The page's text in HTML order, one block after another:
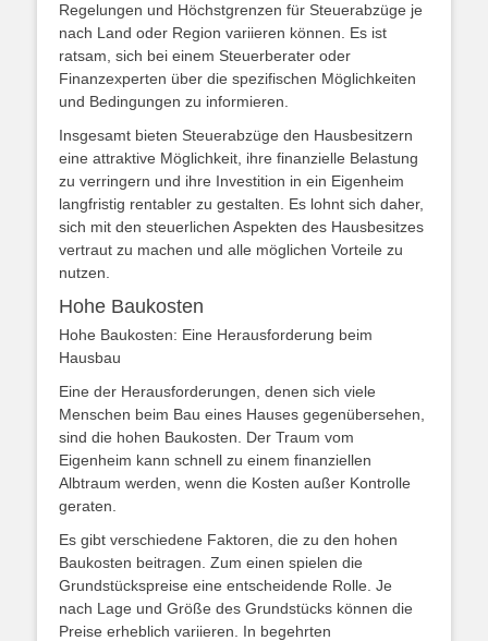
Regelungen und Höchstgrenzen für Steuerabzüge je
nach Land oder Region variieren können. Es ist
ratsam, sich bei einem Steuerberater oder
Finanzexperten über die spezifischen Möglichkeiten
und Bedingungen zu informieren.
Insgesamt bieten Steuerabzüge den Hausbesitzern
eine attraktive Möglichkeit, ihre finanzielle Belastung
zu verringern und ihre Investition in ein Eigenheim
langfristig rentabler zu gestalten. Es lohnt sich daher,
sich mit den steuerlichen Aspekten des Hausbesitzes
vertraut zu machen und alle möglichen Vorteile zu
nutzen.
Hohe Baukosten
Hohe Baukosten: Eine Herausforderung beim
Hausbau
Eine der Herausforderungen, denen sich viele
Menschen beim Bau eines Hauses gegenübersehen,
sind die hohen Baukosten. Der Traum vom
Eigenheim kann schnell zu einem finanziellen
Albtraum werden, wenn die Kosten außer Kontrolle
geraten.
Es gibt verschiedene Faktoren, die zu den hohen
Baukosten beitragen. Zum einen spielen die
Grundstückspreise eine entscheidende Rolle. Je
nach Lage und Größe des Grundstücks können die
Preise erheblich variieren. In begehrten